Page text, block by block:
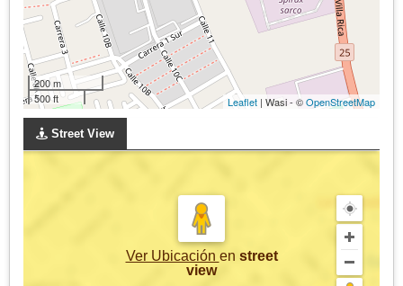
200 m
500 ft
Leaflet | Wasi - ©OpenStreetMap
Street View
Ver Ubicación en street
view